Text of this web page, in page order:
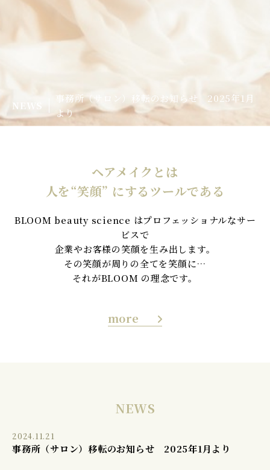
NEWS
事務所（サロン）移転のお知らせ 2025年1月
より
ヘアメイクとは
人を“笑顔” にするツールである
BLOOM beauty science はプロフェッショナルなサー
ビスで
企業やお客様の笑顔を生み出します。
その笑顔が周りの全てを笑顔に…
それがBLOOM の理念です。
more
NEWS
2024.11.21
事務所（サロン）移転のお知らせ 2025年1月より